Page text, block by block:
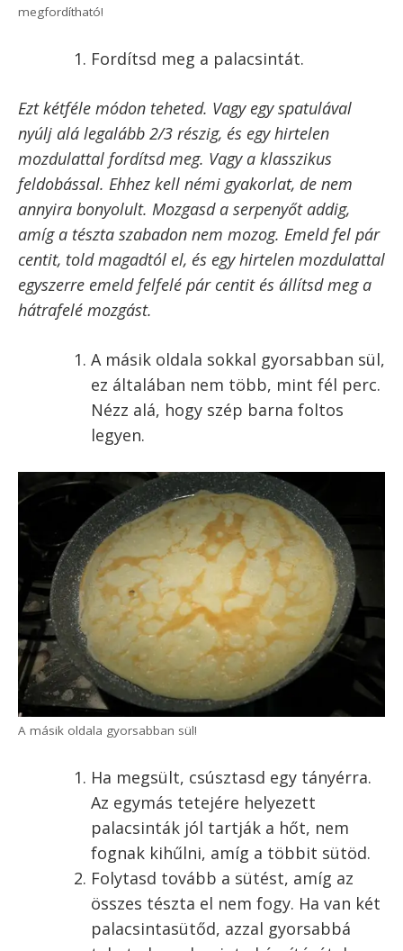
gyorsan!
teteje meg fog szikkadni (nem lesz
a szélét kicsit felhajtva már látni
fogod a klasszikus, itt-ott halvány
barnás palacsinta mintázatot.
megfordítható!
Fordítsd meg a palacsintát.
Ezt kétféle módon teheted. Vagy egy spatulával
nyúlj alá legalább 2/3 részig, és egy hirtelen
mozdulattal fordítsd meg. Vagy a klasszikus
feldobással. Ehhez kell némi gyakorlat, de nem
annyira bonyolult. Mozgasd a serpenyőt addig,
amíg a tészta szabadon nem mozog. Emeld fel pár
centit, told magadtól el, és egy hirtelen mozdulattal
hátrafelé mozgást.
A másik oldala sokkal gyorsabban sül,
ez általában nem több, mint fél perc.
Nézz alá, hogy szép barna foltos
legyen.